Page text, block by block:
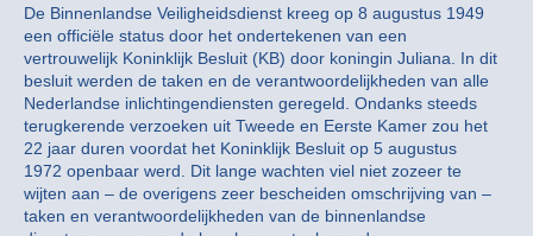
De Binnenlandse Veiligheidsdienst kreeg op 8 augustus 1949
een officiële status door het ondertekenen van een
vertrouwelijk Koninklijk Besluit (KB) door koningin Juliana. In dit
besluit werden de taken en de verantwoordelijkheden van alle
Nederlandse inlichtingendiensten geregeld. Ondanks steeds
terugkerende verzoeken uit Tweede en Eerste Kamer zou het
22 jaar duren voordat het Koninklijk Besluit op 5 augustus
1972 openbaar werd. Dit lange wachten viel niet zozeer te
wijten aan – de overigens zeer bescheiden omschrijving van –
taken en verantwoordelijkheden van de binnenlandse